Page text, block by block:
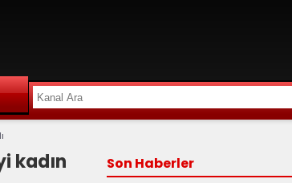
kadın
Son Haberler